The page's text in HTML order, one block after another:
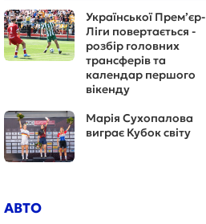
Української Прем’єр-
Ліги повертається -
розбір головних
трансферів та
календар першого
вікенду
Марія Сухопалова
виграє Кубок світу
АВТО